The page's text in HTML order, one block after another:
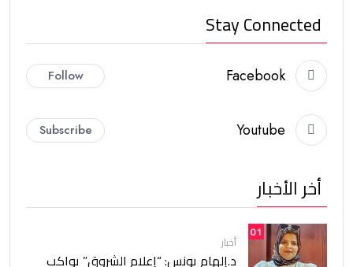
Stay Connected
Facebook
Follow
Youtube
Subscribe
أخر الأخبار
01
أخبار
د.إلهام يونس: “إعلام الشروق” يواكب